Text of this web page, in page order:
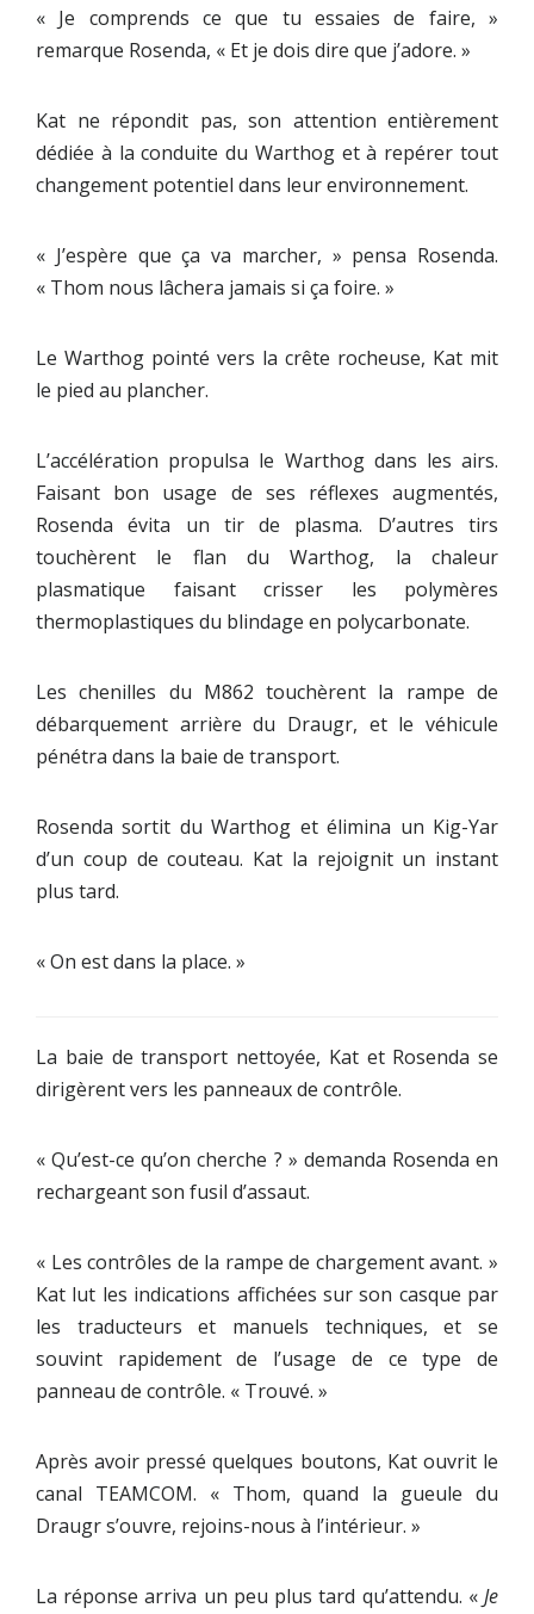
« Je comprends ce que tu essaies de faire, »
remarque Rosenda, « Et je dois dire que j’adore. »
Kat ne répondit pas, son attention entièrement
dédiée à la conduite du Warthog et à repérer tout
changement potentiel dans leur environnement.
« J’espère que ça va marcher, » pensa Rosenda.
« Thom nous lâchera jamais si ça foire. »
Le Warthog pointé vers la crête rocheuse, Kat mit
le pied au plancher.
L’accélération propulsa le Warthog dans les airs.
Faisant bon usage de ses réflexes augmentés,
Rosenda évita un tir de plasma. D’autres tirs
touchèrent le flan du Warthog, la chaleur
plasmatique faisant crisser les polymères
thermoplastiques du blindage en polycarbonate.
Les chenilles du M862 touchèrent la rampe de
débarquement arrière du Draugr, et le véhicule
pénétra dans la baie de transport.
Rosenda sortit du Warthog et élimina un Kig-Yar
d’un coup de couteau. Kat la rejoignit un instant
plus tard.
« On est dans la place. »
La baie de transport nettoyée, Kat et Rosenda se
dirigèrent vers les panneaux de contrôle.
« Qu’est-ce qu’on cherche ? » demanda Rosenda en
rechargeant son fusil d’assaut.
« Les contrôles de la rampe de chargement avant. »
Kat lut les indications affichées sur son casque par
les traducteurs et manuels techniques, et se
souvint rapidement de l’usage de ce type de
panneau de contrôle. « Trouvé. »
Après avoir pressé quelques boutons, Kat ouvrit le
canal TEAMCOM. « Thom, quand la gueule du
Draugr s’ouvre, rejoins-nous à l’intérieur. »
La réponse arriva un peu plus tard qu’attendu. « Je